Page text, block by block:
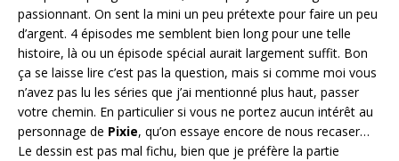
passionnant. On sent la mini un peu prétexte pour faire un peu
d’argent. 4 épisodes me semblent bien long pour une telle
histoire, là ou un épisode spécial aurait largement suffit. Bon
ça se laisse lire c’est pas la question, mais si comme moi vous
n’avez pas lu les séries que j’ai mentionné plus haut, passer
votre chemin. En particulier si vous ne portez aucun intérêt au
personnage de Pixie, qu’on essaye encore de nous recaser…
Le dessin est pas mal fichu, bien que je préfère la partie